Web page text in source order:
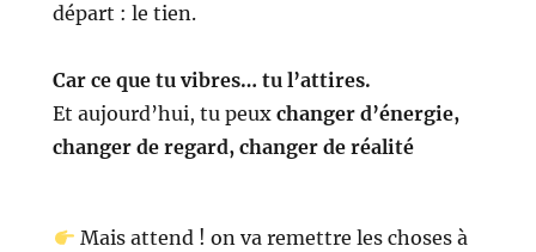
départ : le tien.
Car ce que tu vibres… tu l’attires.
Et aujourd’hui, tu peuxchanger d’énergie,
changer de regard, changer de réalité
Mais attend ! on va remettre les choses à